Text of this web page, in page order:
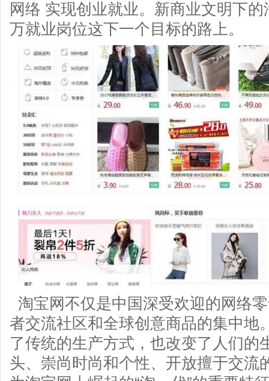
网络 实现创业就业。新商业文明下
万就业岗位这下一个目标的路上。
淘宝网不仅是中国深受欢迎的网络
者交流社区和全球创意商品的集中地
了传统的生产方式，也改变了人们的
头、崇尚时尚和个性、开放擅于交流